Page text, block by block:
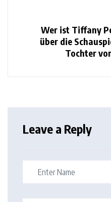
Wer ist Tiffany
über die
Tochter
Leave a Reply